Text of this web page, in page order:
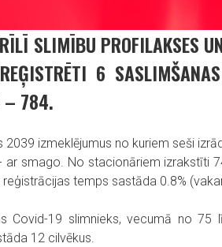
SLIMĪBU PROFILAKSES
6
– 784.
2039 izmeklējumus no kuriem seši
ar smago. No stacionāriem izrakstīti
temps sastāda 0.8%
Covid-19 slimnieks, vecumā no
12 cilvēkus.